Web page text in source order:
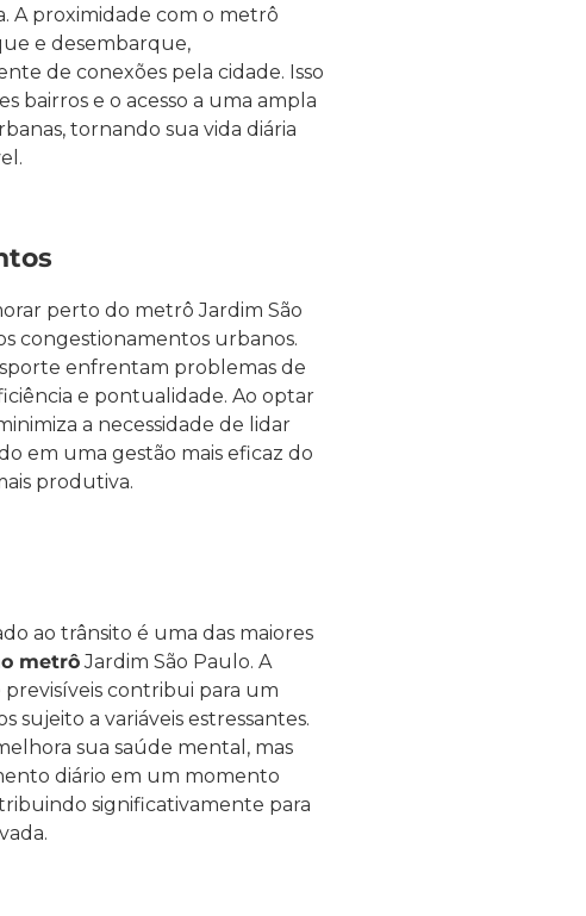
A proximidade com o metrô
e desembarque,
de conexões pela cidade. Isso
bairros e o acesso a uma ampla
tornando sua vida diária
perto do metrô Jardim São
congestionamentos urbanos.
enfrentam problemas de
e pontualidade. Ao optar
a necessidade de lidar
em uma gestão mais eficaz do
produtiva.
ao trânsito é uma das maiores
metrôJardim São Paulo. A
previsíveis contribui para um
sujeito a variáveis estressantes.
sua saúde mental, mas
diário em um momento
significativamente para